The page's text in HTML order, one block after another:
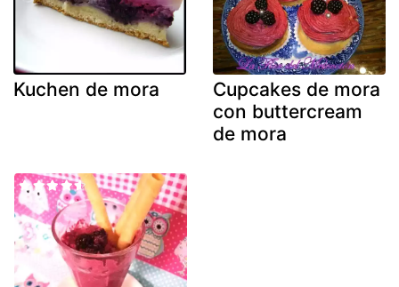
Kuchen de mora
Cupcakes de mora
con buttercream
de mora